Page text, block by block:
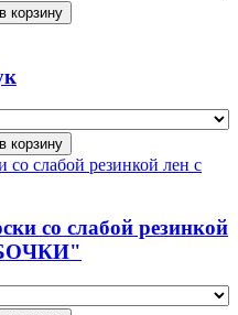
со слабой резинкой